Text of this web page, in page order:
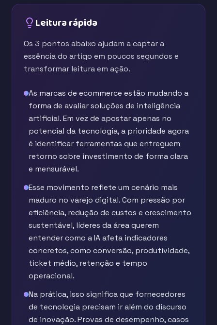
Leitura rápida
Os 3 pontos abaixo ajudam a captar a
essência do artigo em poucos segundos e
transformar leitura em ação.
As marcas de ecommerce estão mudando a
forma de avaliar soluções de inteligência
artificial. Em vez de apostar apenas no
potencial da tecnologia, a prioridade agora
é identificar ferramentas que entreguem
retorno sobre investimento de forma clara
e mensurável.
Esse movimento reflete um cenário mais
maduro no varejo digital. Com pressão por
eficiência, redução de custos e crescimento
sustentável, líderes da área querem
entender como a IA afeta indicadores
concretos, como conversão, produtividade,
ticket médio, retenção e tempo
operacional.
Na prática, isso significa que fornecedores
de tecnologia precisam ir além do discurso
de inovação. Provas de desempenho, casos